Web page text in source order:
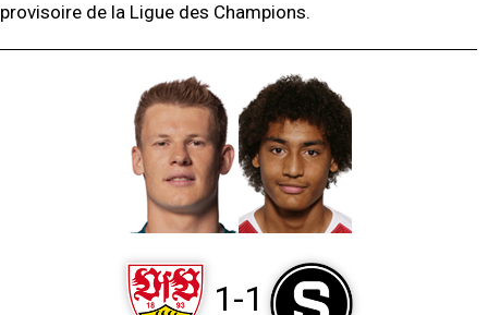
provisoire de la Ligue des Champions.
1-1